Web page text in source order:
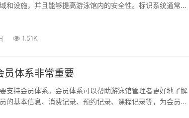
和设施，并且能够提高游泳馆内的安全性。标识系统通常包
1.51K
员体系非常重要
支持会员体系。会员体系可以帮助游泳馆管理者更好地了解
的基本信息、消费记录、预约记录、课程记录等，为会员提